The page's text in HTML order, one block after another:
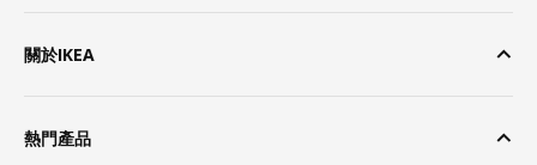
關於IKEA
熱門產品